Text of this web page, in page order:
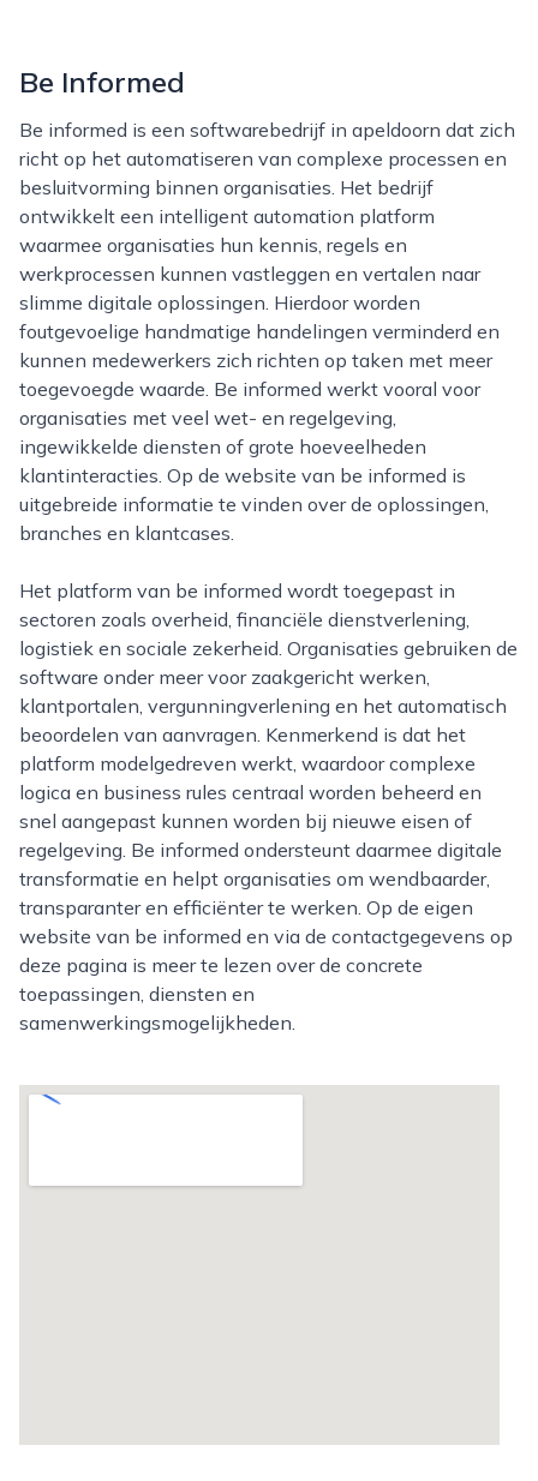
Be Informed
Be informed is een softwarebedrijf in apeldoorn dat zich
richt op het automatiseren van complexe processen en
besluitvorming binnen organisaties. Het bedrijf
ontwikkelt een intelligent automation platform
waarmee organisaties hun kennis, regels en
werkprocessen kunnen vastleggen en vertalen naar
slimme digitale oplossingen. Hierdoor worden
foutgevoelige handmatige handelingen verminderd en
kunnen medewerkers zich richten op taken met meer
toegevoegde waarde. Be informed werkt vooral voor
organisaties met veel wet- en regelgeving,
ingewikkelde diensten of grote hoeveelheden
klantinteracties. Op de website van be informed is
uitgebreide informatie te vinden over de oplossingen,
branches en klantcases.
Het platform van be informed wordt toegepast in
sectoren zoals overheid, financiële dienstverlening,
logistiek en sociale zekerheid. Organisaties gebruiken de
software onder meer voor zaakgericht werken,
klantportalen, vergunningverlening en het automatisch
beoordelen van aanvragen. Kenmerkend is dat het
platform modelgedreven werkt, waardoor complexe
logica en business rules centraal worden beheerd en
snel aangepast kunnen worden bij nieuwe eisen of
regelgeving. Be informed ondersteunt daarmee digitale
transformatie en helpt organisaties om wendbaarder,
transparanter en efficiënter te werken. Op de eigen
website van be informed en via de contactgegevens op
deze pagina is meer te lezen over de concrete
toepassingen, diensten en
samenwerkingsmogelijkheden.